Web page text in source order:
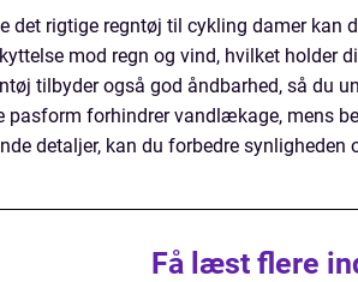
det rigtige regntøj til cykling damer kan
mod regn og vind, hvilket holder
tilbyder også god åndbarhed, så du
forhindrer vandlækage, mens
detaljer, kan du forbedre
Få læst flere